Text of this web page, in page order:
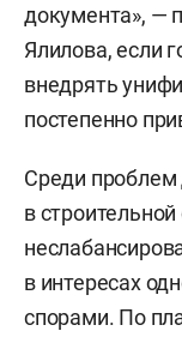
документа», —
Ялилова, если
внедрять
постепенно
Среди проблем
в
в интересах
спорами. По